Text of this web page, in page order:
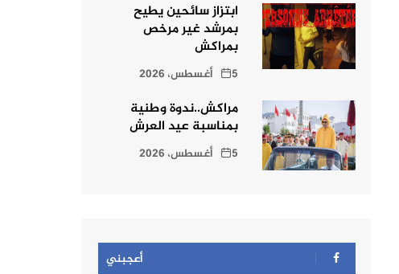
ابتزاز سائحين يطيح
بمرشد غير مرخص
بمراكش
5 أغسطس، 2026
مراكش..ندوة وطنية
بمناسبة عيد العرش
5 أغسطس، 2026
أعجبني